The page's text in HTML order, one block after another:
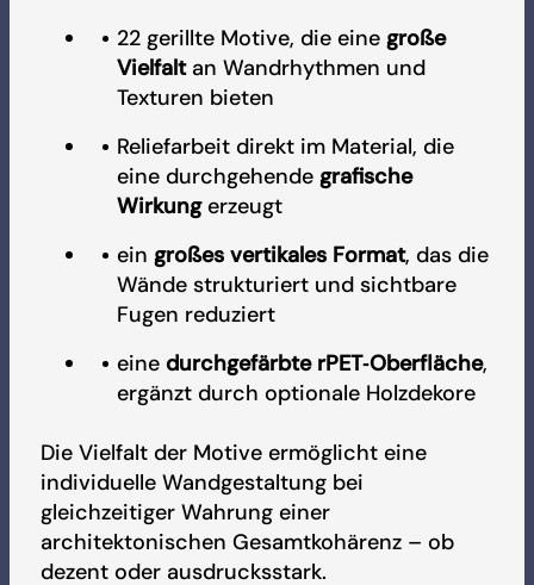
Akustische Leistung
0,52 α-Sabine (für die 12-mm-Variante)
Akustikwürfel 24 mm
Akustikwürfel 24 mm
Farbpalette Artcoustik
BREAM-Zertifizierung- Artcoustik
IAC Gold-Zertifizierung- Artcoustik
LEED-Zertifizierung - Artcoustik
22 gerillte Motive, die eine große
Vielfaltan Wandrhythmen und
Texturen bieten
Reliefarbeit direkt im Material, die
eine durchgehende grafische
Wirkungerzeugt
ein großes vertikales Format, das die
Wände strukturiert und sichtbare
Fugen reduziert
eine durchgefärbte rPET‑Oberfläche,
ergänzt durch optionale Holzdekore
Die Vielfalt der Motive ermöglicht eine
individuelle Wandgestaltung bei
gleichzeitiger Wahrung einer
architektonischen Gesamt­kohärenz – ob
dezent oder ausdrucksstark.